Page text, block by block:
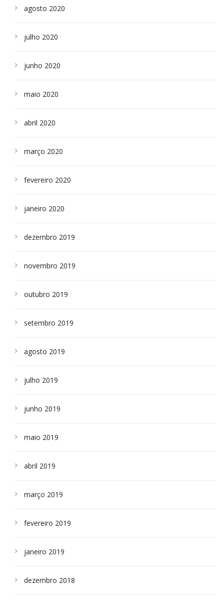
agosto 2020
julho 2020
junho 2020
maio 2020
abril 2020
março 2020
fevereiro 2020
janeiro 2020
dezembro 2019
novembro 2019
outubro 2019
setembro 2019
agosto 2019
julho 2019
junho 2019
maio 2019
abril 2019
março 2019
fevereiro 2019
janeiro 2019
dezembro 2018